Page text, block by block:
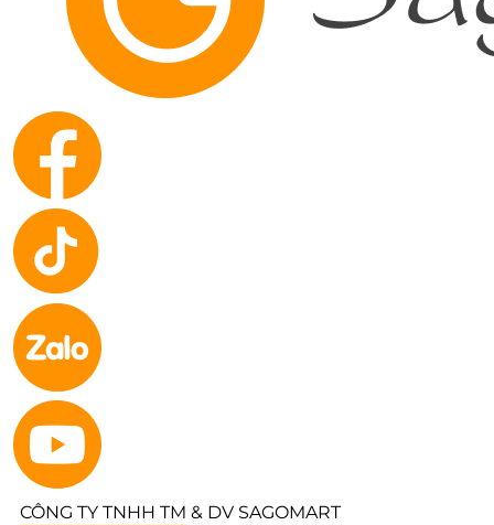
CÔNG TY TNHH TM & DV SAGOMART